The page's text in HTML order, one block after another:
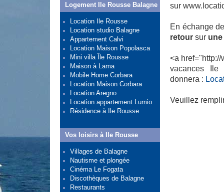
sur
En échange
retour sur
<a
vacances Ile
donnera :
Veuillez
Logement Ile Rousse Balagne
Location Ile Rousse
Location studio Balagne
Appartement Calvi
Location Maison Popolasca
Mini villa Île Rousse
Maison à Lama
Mobile Home Corbara
Location Maison Corbara
Location Aregno
Location appartement Lumio
Résidence à Ile Rousse
Vos loisirs à Ile Rousse
Villages de Balagne
Nautisme et plongée
Cinéma Le Fogata
Discothèques de Balagne
Restaurants